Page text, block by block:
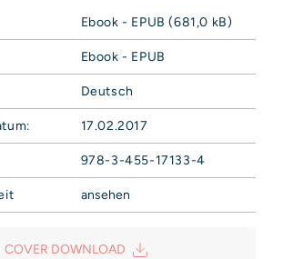
Ebook - EPUB (681,0 kB)
Ebook - EPUB
Deutsch
17.02.2017
978-3-455-17133-4
ansehen
COVER DOWNLOAD